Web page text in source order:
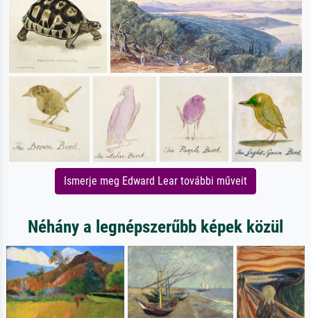
Ismerje meg Edward Lear további műveit
Néhány a legnépszerűbb képek közül